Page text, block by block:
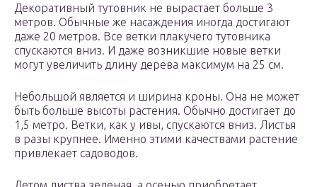
Декоративный тутовник не вырастает больше 3
метров. Обычные же насаждения иногда достигают
даже 20 метров. Все ветки плакучего тутовника
спускаются вниз. И даже возникшие новые ветки
могут увеличить длину дерева максимум на 25 см.
Небольшой является и ширина кроны. Она не может
быть больше высоты растения. Обычно достигает до
1,5 метро. Ветки, как у ивы, спускаются вниз. Листья
в разы крупнее. Именно этими качествами растение
привлекает садоводов.